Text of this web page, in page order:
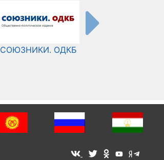
СОЮЗНИКИ. ОДКБ